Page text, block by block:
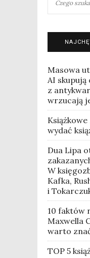
Masowa
AI
z
wrzucają
wydać
Dua Lipa
W
Kafka,
i
10 faktów
Maxwella
warto
TOP 5